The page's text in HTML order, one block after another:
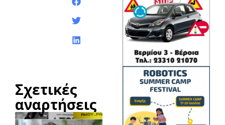
Σχετικές
αναρτήσεις